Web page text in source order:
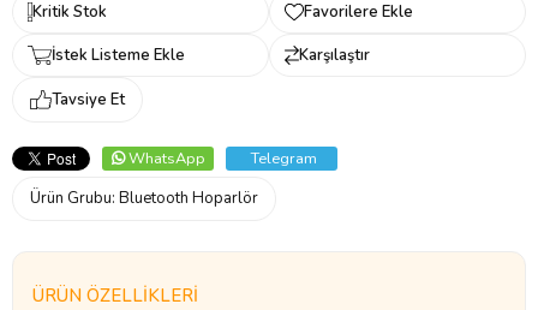
Kritik Stok
Favorilere Ekle
İstek Listeme Ekle
Karşılaştır
Tavsiye Et
WhatsApp
Telegram
Ürün Grubu: Bluetooth Hoparlör
ÜRÜN ÖZELLIKLERI